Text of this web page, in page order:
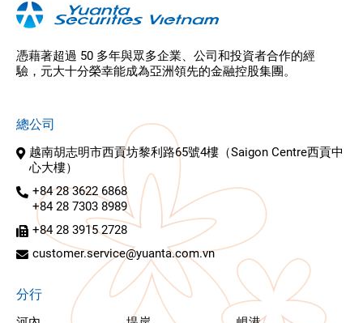
憑藉著超過 50 多年與眾多企業、公司和投資者合作的經
驗，元大十分榮幸能成為亞洲領先的金融控股集團。
總公司
越南胡志明市西貢坊黎利路65號4樓（Saigon Centre西貢中
心大樓）
+84 28 3622 6868
+84 28 7303 8989
+84 28 3915 2728
customer.service@yuanta.com.vn
分行